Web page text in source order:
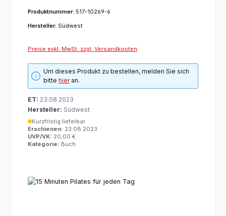
Produktnummer: 517-10269-6
Hersteller: Südwest
Preise exkl. MwSt. zzgl. Versandkosten
Um dieses Produkt zu bestellen, melden Sie sich
bittehieran.
ET: 23.08.2023
Hersteller: Südwest
Kurzfristig lieferbar
Erschienen: 23.08.2023
UVP/VK: 20,00 €
Kategorie: Buch